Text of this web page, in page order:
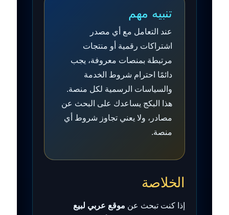
تنبيه مهم
عند التعامل مع أي مصدر
اشتراكات رقمية أو منتجات
مرتبطة بمنصات معروفة، يجب
دائمًا احترام شروط الخدمة
والسياسات الرسمية لكل منصة.
هذا البكج يساعدك على البحث عن
مصادر، ولا يعني تجاوز شروط أي
منصة.
الخلاصة
إذا كنت تبحث عن موقع عربي لبيع